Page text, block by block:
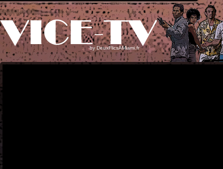
by DeuxFlicsAMiami.fr